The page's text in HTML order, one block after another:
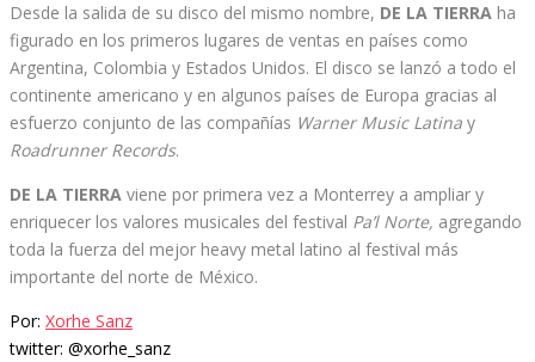
Desde la salida de su disco del mismo nombre, DE LA TIERRA ha
figurado en los primeros lugares de ventas en países como
Argentina, Colombia y Estados Unidos. El disco se lanzó a todo el
continente americano y en algunos países de Europa gracias al
esfuerzo conjunto de las compañías Warner Music Latina y
Roadrunner Records.
DE LA TIERRA viene por primera vez a Monterrey a ampliar y
enriquecer los valores musicales del festival Pa’l Norte, agregando
toda la fuerza del mejor heavy metal latino al festival más
importante del norte de México.
Por: Xorhe Sanz
twitter: @xorhe_sanz